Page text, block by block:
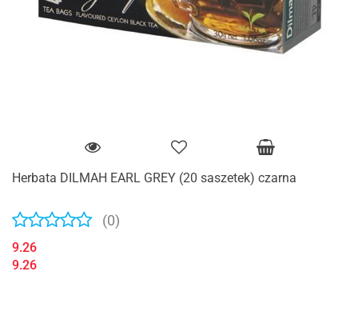
Herbata DILMAH EARL GREY (20 saszetek) czarna
(0)
9.26
9.26